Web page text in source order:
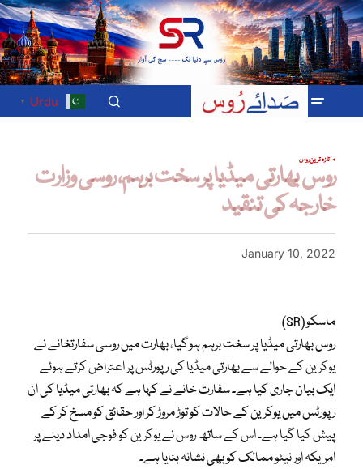
Urdu
▼
تازہ ترینروس
روس بھارتی میڈیا پر سخت برہم، روسی وزارت
خارجہ کی تنقید
January 10, 2022
ماسکو (SR)
روس بھارتی میڈیا پر سخت برہم ہوگیا، بھارت میں روسی سفارتخانے نے
یوکرین کے حوالے سے بھارتی میڈیا کی رپورٹس پر اعتراض کرتے ہوئے
ایک بیان جاری کیا ہے۔ سفارت خانے نے کہا ہے کہ بھارتی میڈیا کی ان
رپورٹس میں یوکرین کے حالات کو توڑ مروڑ کر اور حقائق کو مسخ کر کے
پیش کیا گیا ہے۔ اس کے ساتھ روس نے یوکرین کو فوجی امداد دینے پر
امریکہ اور نیٹو ممالک کو بھی نشانہ بنایا ہے۔